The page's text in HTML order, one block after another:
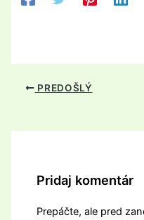
PREDOŠLÝ
Pridaj komentár
Prepáčte, ale pred